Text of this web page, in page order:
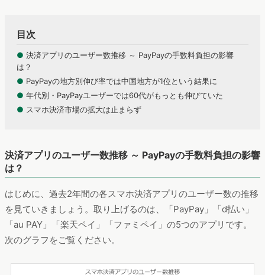
目次
● 決済アプリのユーザー数推移 ～ PayPayの手数料負担の影響
は？
● PayPayの地方別伸び率では中国地方が1位という結果に
● 年代別・PayPayユーザーでは60代がもっとも伸びていた
● スマホ決済市場の拡大は止まらず
決済アプリのユーザー数推移 ～ PayPayの手数料負担の影響
は？
はじめに、過去2年間の各スマホ決済アプリのユーザー数の推移
を見ていきましょう。取り上げるのは、「PayPay」「d払い」
「au PAY」「楽天ペイ」「ファミペイ」の5つのアプリです。
次のグラフをご覧ください。